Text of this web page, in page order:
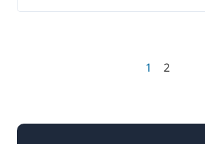
1 2